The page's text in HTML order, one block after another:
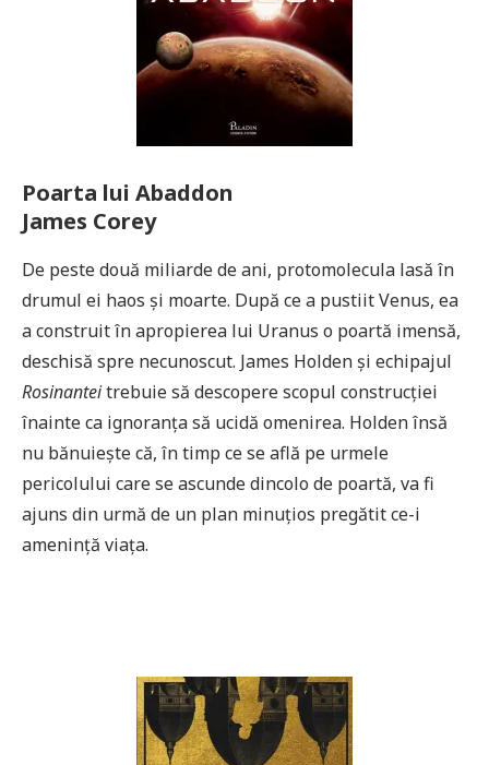
Poarta lui Abaddon
James Corey
De peste două miliarde de ani, protomolecula lasă în
drumul ei haos și moarte. După ce a pustiit Venus, ea
a construit în apropierea lui Uranus o poartă imensă,
deschisă spre necunoscut. James Holden și echipajul
Rosinanteitrebuie să descopere scopul construcției
înainte ca ignoranța să ucidă omenirea. Holden însă
nu bănuiește că, în timp ce se află pe urmele
pericolului care se ascunde dincolo de poartă, va fi
ajuns din urmă de un plan minuțios pregătit ce-i
amenință viața.